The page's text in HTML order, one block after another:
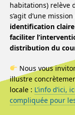
habitations) relève
s’agit d’une
identification
faciliter
distribution du
Nous vous
illustre
locale : L’info d’ici,
compliquée pour